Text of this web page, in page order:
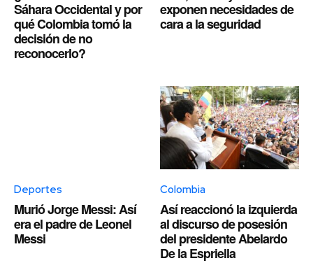
Sáhara Occidental y por
qué Colombia tomó la
decisión de no
reconocerlo?
exponen necesidades de
cara a la seguridad
Deportes
Murió Jorge Messi: Así
era el padre de Leonel
Messi
Colombia
Así reaccionó la izquierda
al discurso de posesión
del presidente Abelardo
De la Espriella